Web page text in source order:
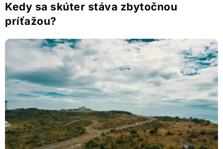
Kedy sa skúter stáva zbytočnou
príťažou?